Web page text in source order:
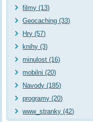
filmy (13)
Geocaching (33)
Hry (57)
knihy (3)
minulost (16)
mobilni (20)
Navody (185)
programy (20)
www_stranky (42)